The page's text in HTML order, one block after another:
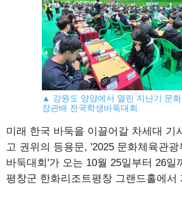
▲ 강원도 양양에서 열린 지난기 문
장관배 전국학생바둑대회.
미래 한국 바둑을 이끌어갈 차세대 기
고 권위의 등용문, '2025 문화체육관
바둑대회'가 오는 10월 25일부터 26일
평창군 한화리조트평창 그랜드홀에서